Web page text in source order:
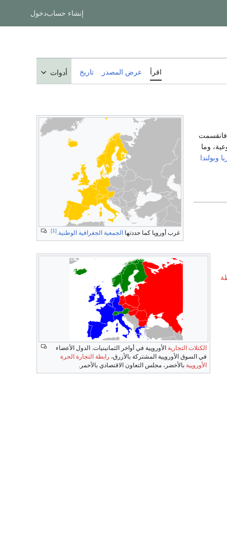
إنشاء حسابدخول
اقرأ عرض المصدر تاريخ أدوات
غرب أوروپا كما حددتها الجمعية الجغرافية الوطنية.
[1]
فانقسمت
وما
وبولندا
الكتلات التجارية الأوروپية في أواخر الثمانينيات. الدول الأعضاء
في السوق الأوروپية المشتركة بالأزرق، رابطة التجارة الحرة
الأوروپية بالأخضر، مجلس التعاون الاقتصادي بالأحمر.